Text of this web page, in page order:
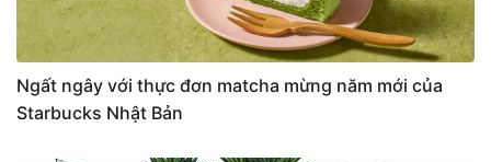
Ngất ngây với thực đơn matcha mừng năm mới của
Starbucks Nhật Bản